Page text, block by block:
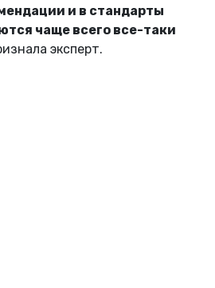
и в стандарты
чаще всего все-таки
эксперт.